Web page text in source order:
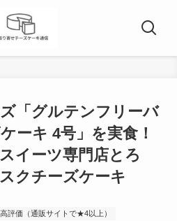
「グルテンフリーバ
ーキ 4号」を実食！
イーツ専門店とろ
クチーズケーキ
高評価（通販サイトで★4以上）